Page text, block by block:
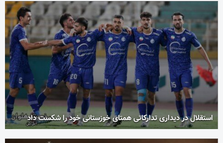
استقلال در دیداری تدارکاتی همتای خوزستانی خود را شکست داد